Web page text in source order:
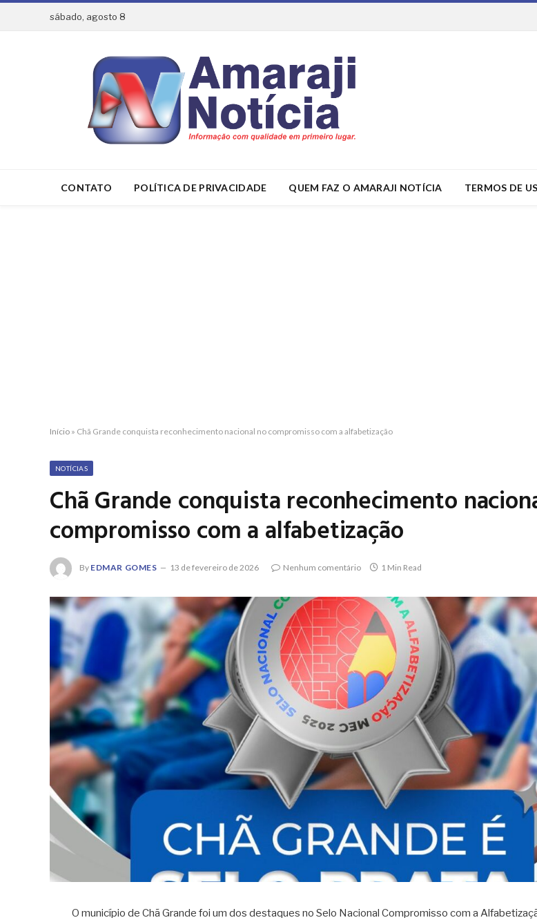
sábado, agosto 8
CONTATO POLÍTICA DE PRIVACIDADE QUEM FAZ O AMARAJI NOTÍCIA TERMOS DE
Início » Chã Grande conquista reconhecimento nacional no compromisso com a alfabetização
NOTÍCIAS
Chã Grande conquista reconhecimento
compromisso com a alfabetização
By EDMAR GOMES 13 de fevereiro de 2026 Nenhum comentário 1 Min Read
O município de Chã Grande foi um dos destaques no Selo Nacional Compromisso com a